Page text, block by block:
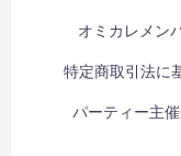
オミカレメン
特定商取引法に
パーティー主